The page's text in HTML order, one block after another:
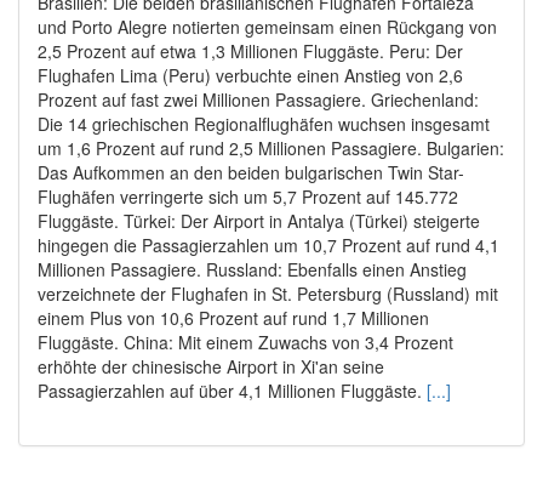
und Porto Alegre notierten gemeinsam einen Rückgang von
2,5 Prozent auf etwa 1,3 Millionen Fluggäste. Peru: Der
Flughafen Lima (Peru) verbuchte einen Anstieg von 2,6
Prozent auf fast zwei Millionen Passagiere. Griechenland:
Die 14 griechischen Regionalflughäfen wuchsen insgesamt
um 1,6 Prozent auf rund 2,5 Millionen Passagiere. Bulgarien:
Das Aufkommen an den beiden bulgarischen Twin Star-
Flughäfen verringerte sich um 5,7 Prozent auf 145.772
Fluggäste. Türkei: Der Airport in Antalya (Türkei) steigerte
hingegen die Passagierzahlen um 10,7 Prozent auf rund 4,1
Millionen Passagiere. Russland: Ebenfalls einen Anstieg
verzeichnete der Flughafen in St. Petersburg (Russland) mit
einem Plus von 10,6 Prozent auf rund 1,7 Millionen
Fluggäste. China: Mit einem Zuwachs von 3,4 Prozent
erhöhte der chinesische Airport in Xi'an seine
Passagierzahlen auf über 4,1 Millionen Fluggäste. [...]